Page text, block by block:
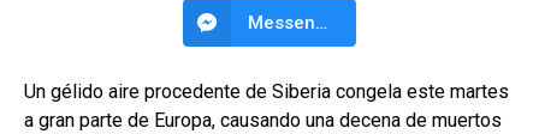
Messenger
Un gélido aire procedente de Siberia congela este martes
a gran parte de Europa, causando una decena de muertos